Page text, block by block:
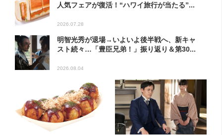
人気フェアが復活！“ハワイ旅行が当たる”...
2026.07.28
明智光秀が退場→いよいよ後半戦へ、新キャ
スト続々…「豊臣兄弟！」振り返り＆第30...
2026.08.04